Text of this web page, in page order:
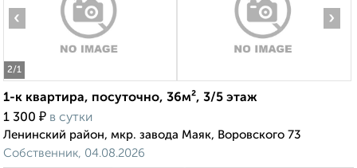
2/1
‹ ›
1-к квартира, посуточно, 36м², 3/5 этаж
1 300 ₽ в сутки
Ленинский район, мкр. завода Маяк, Воровского 73
Собственник, 04.08.2026